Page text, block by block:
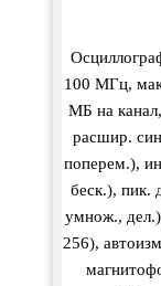
100 МГц,
МБ на
расшир.
поперем.),
беск.), пик.
умнож.,
256),